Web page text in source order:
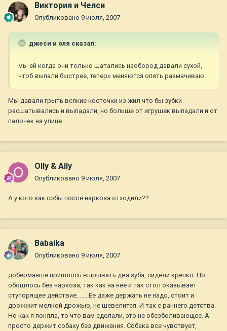
Виктория и Челси
Опубликовано 9 июля, 2007
джеси и оля сказал:
мы ей когда они только шатались наобород давали сухой,
чтоб выпали быстрее, теперь меняются опять размачиваю
Мы давали грыть всякие косточки из жил что бы зубки
расшатывались и выпадали, но больше от игрушек выпадали и от
палочек на улице.
Olly & Ally
Опубликовано 9 июля, 2007
А у кого как собы после наркоза отходили??
Babaika
Опубликовано 9 июля, 2007
доберманше пришлось вырывать два зуба, сидели крепко. Но
обошлось без наркоза, так как на нее и так стол оказывает
ступорящее действие........Ее даже держать не надо, стоит и
дрожжит мелкой дрожью, не шевелится. И так с раннего детства.
Но как я поняла, то что вам сделали, это не обезболивающее. А
просто держит собаку без движения. Собака все чувствует,